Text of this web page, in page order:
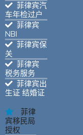
菲律宾汽
车年检过户
菲律宾
NBI
菲律宾保
关
菲律宾
税务服务
菲律宾出
生证 结婚证
菲律
宾移民局
授权